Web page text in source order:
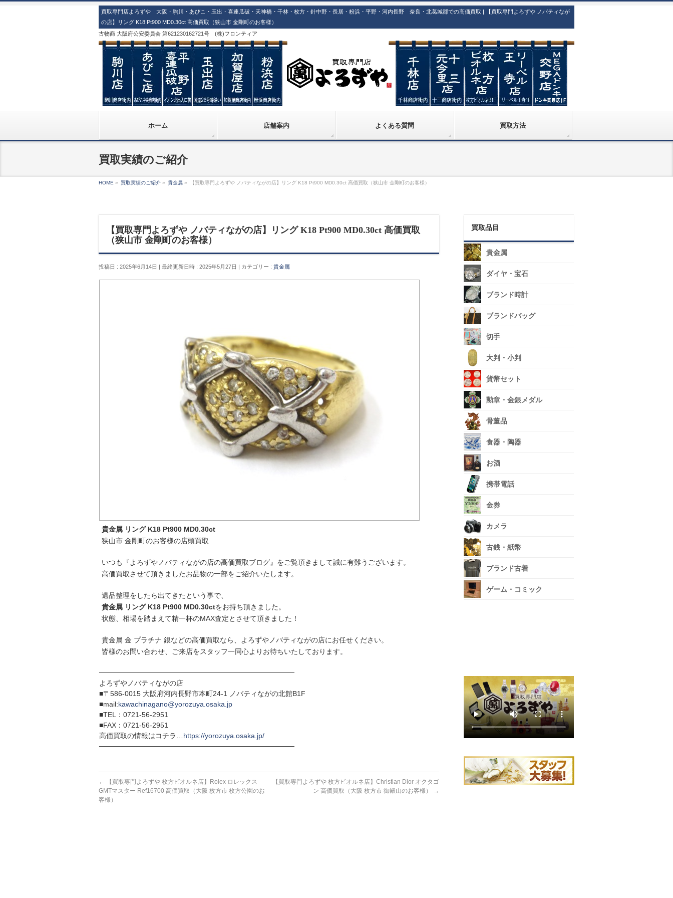
買取専門店よろずや 大阪・駒川・あびこ・玉出・喜連瓜破・天神橋・千林・枚方・針中野・長居・粉浜・平野・河内長野 奈良・北葛城郡での高価買取 | 【買取専門よろずや ノバティなが
の店】リング K18 Pt900 MD0.30ct 高価買取（狭山市 金剛町のお客様）
古物商 大阪府公安委員会 第621230162721号 (株)フロンティア
ホーム 店舗案内 よくある質問 買取方法
買取実績のご紹介
HOME » 買取実績のご紹介 » 貴金属 » 【買取専門よろずや ノバティながの店】リング K18 Pt900 MD0.30ct 高価買取（狭山市 金剛町のお客様）
【買取専門よろずや ノバティながの店】リング K18 Pt900 MD0.30ct 高価買取
（狭山市 金剛町のお客様）
投稿日 : 2025年6月14日 最終更新日時 : 2025年5月27日 カテゴリー : 貴金属
貴金属 リング K18 Pt900 MD0.30ct
狭山市 金剛町のお客様の店頭買取
いつも『よろずやノバティながの店の高価買取ブログ』をご覧頂きまして誠に有難うございます。
高価買取させて頂きましたお品物の一部をご紹介いたします。
遺品整理をしたら出てきたという事で、
貴金属 リング K18 Pt900 MD0.30ctをお持ち頂きました。
状態、相場を踏まえて精一杯のMAX査定とさせて頂きました！
貴金属 金 プラチナ 銀などの高価買取なら、よろずやノバティながの店にお任せください。
皆様のお問い合わせ、ご来店をスタッフ一同心よりお待ちいたしております。
───────────────────────────────────────
よろずやノバティながの店
■〒586-0015 大阪府河内長野市本町24-1 ノバティながの北館B1F
■mail:kawachinagano@yorozuya.osaka.jp
■TEL：0721-56-2951
■FAX：0721-56-2951
高価買取の情報はコチラ… https://yorozuya.osaka.jp/
───────────────────────────────────────
←
【買取専門よろずや 枚方ビオルネ店】Rolex ロレックス
GMTマスター Ref16700 高価買取（大阪 枚方市 枚方公園のお
客様）
【買取専門よろずや 枚方ビオルネ店】Christian Dior オクタゴ
ン 高価買取（大阪 枚方市 御殿山のお客様）
→
買取品目
貴金属
ダイヤ・宝石
ブランド時計
ブランドバッグ
切手
大判・小判
貨幣セット
勲章・金銀メダル
骨董品
食器・陶器
お酒
携帯電話
金券
カメラ
古銭・紙幣
ブランド古着
ゲーム・コミック